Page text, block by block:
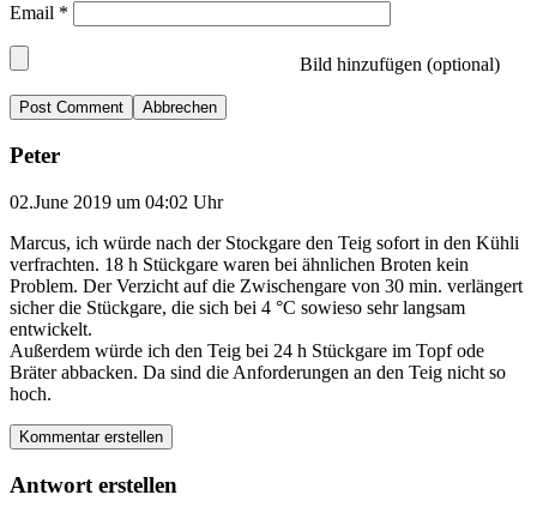
Email *
Bild hinzufügen (optional)
Abbrechen
Peter
02.June 2019 um 04:02 Uhr
Marcus, ich würde nach der Stockgare den Teig sofort in den Kühli
verfrachten. 18 h Stückgare waren bei ähnlichen Broten kein
Problem. Der Verzicht auf die Zwischengare von 30 min. verlängert
sicher die Stückgare, die sich bei 4 °C sowieso sehr langsam
entwickelt.
Außerdem würde ich den Teig bei 24 h Stückgare im Topf ode
Bräter abbacken. Da sind die Anforderungen an den Teig nicht so
hoch.
Kommentar erstellen
Antwort erstellen